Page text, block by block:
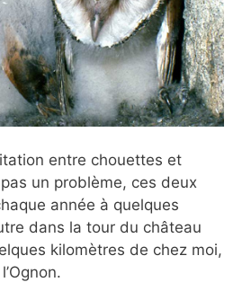
entre chouettes et
un problème, ces deux
année à quelques
dans la tour du château
kilomètres de chez moi,